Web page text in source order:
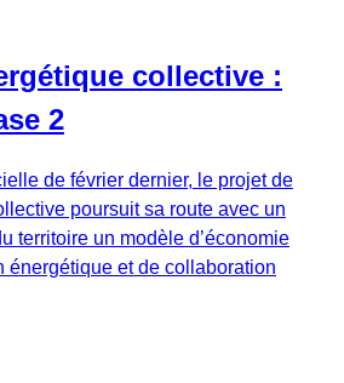
collective :
2
de février dernier, le projet de
poursuit sa route avec un
territoire un modèle d’économie
énergétique et de collaboration